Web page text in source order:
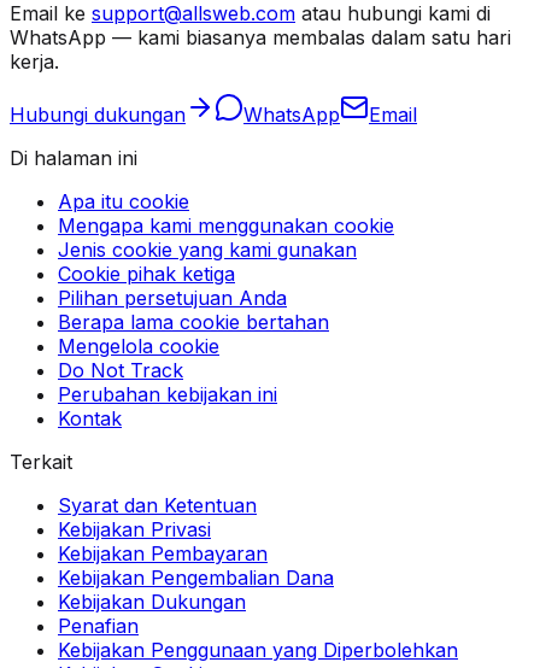
Email ke support@allsweb.com atau hubungi kami di
WhatsApp — kami biasanya membalas dalam satu hari
kerja.
Hubungi dukungan WhatsApp
Email
Di halaman ini
Apa itu cookie
Mengapa kami menggunakan cookie
Jenis cookie yang kami gunakan
Cookie pihak ketiga
Pilihan persetujuan Anda
Berapa lama cookie bertahan
Mengelola cookie
Do Not Track
Perubahan kebijakan ini
Kontak
Terkait
Syarat dan Ketentuan
Kebijakan Privasi
Kebijakan Pembayaran
Kebijakan Pengembalian Dana
Kebijakan Dukungan
Penafian
Kebijakan Penggunaan yang Diperbolehkan